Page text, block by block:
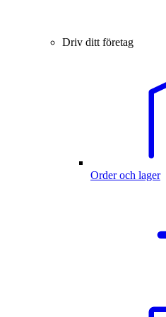
Driv ditt företag
Order och lager